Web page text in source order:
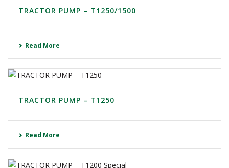
TRACTOR PUMP – T1250/1500
Read More
TRACTOR PUMP – T1250
Read More